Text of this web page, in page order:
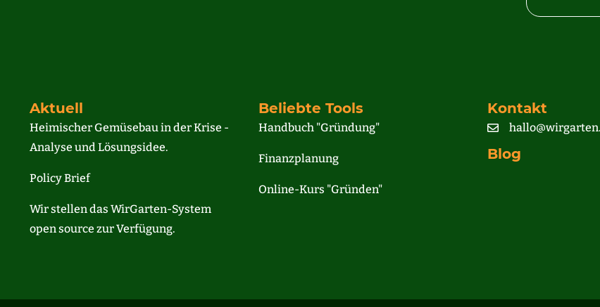
Aktuell
Heimischer Gemüsebau in der Krise -
Analyse und Lösungsidee.
Policy Brief
Wir stellen das WirGarten-System
open source zur Verfügung.
Beliebte Tools
Handbuch "Gründung"
Finanzplanung
Online-Kurs "Gründen"
Kontakt
Blog